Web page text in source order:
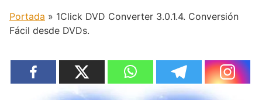
Portada » 1Click DVD Converter 3.0.1.4. Conversión
Fácil desde DVDs.